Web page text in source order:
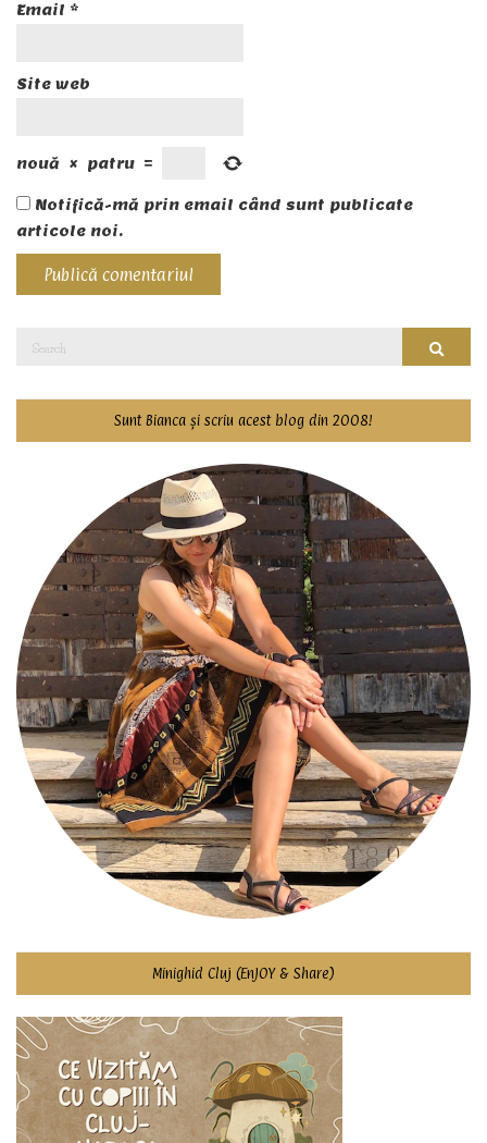
Email *
Site web
nouă × patru =
Notifică-mă prin email când sunt publicate
articole noi.
Search
Sunt Bianca și scriu acest blog din 2008!
Minighid Cluj (EnJOY & Share)